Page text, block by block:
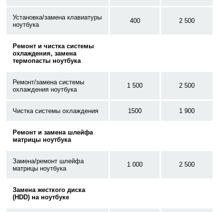
Установка/замена клавиатуры
ноутбука
400 2 500
Ремонт и чистка системы
охлаждения, замена
термопасты ноутбука
Ремонт/замена системы
охлаждения ноутбука
1 500 2 500
Чистка системы охлаждения 1500 1 900
Ремонт и замена шлейфа
матрицы ноутбука
Замена/ремонт шлейфа
матрицы ноутбука
1 000 2 500
Замена жесткого диска
(HDD) на ноутбуке